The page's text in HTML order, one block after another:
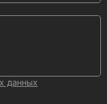
данных